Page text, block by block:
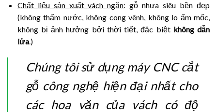
Chất liệu sản xuất vách ngăn: gỗ nhựa siêu bền đẹp
(không thấm nước, không cong vênh, không lo ẩm mốc,
không bị ảnh hưởng bởi thời tiết, đặc biệt không dẫn
lửa.)
Chúng tôi sử dụng máy CNC cắt
gỗ công nghệ hiện đại nhất cho
các hoa văn của vách có độ